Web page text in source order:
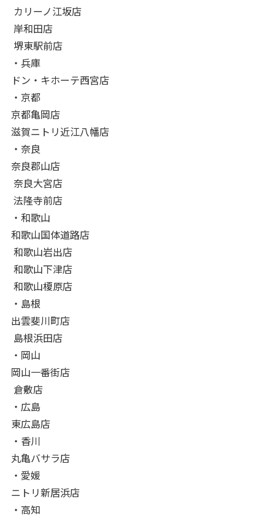
カリーノ江坂店
岸和田店
堺東駅前店
・兵庫
ドン・キホーテ西宮店
・京都
京都亀岡店
滋賀ニトリ近江八幡店
・奈良
奈良郡山店
奈良大宮店
法隆寺前店
・和歌山
和歌山国体道路店
和歌山岩出店
和歌山下津店
和歌山榎原店
・島根
出雲斐川町店
島根浜田店
・岡山
岡山一番街店
倉敷店
・広島
東広島店
・香川
丸亀バサラ店
・愛媛
ニトリ新居浜店
・高知